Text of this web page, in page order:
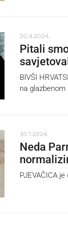
20.4.2024.
Pitali
BIVŠI
na
30.1.2024.
Neda
PJEVAČICA